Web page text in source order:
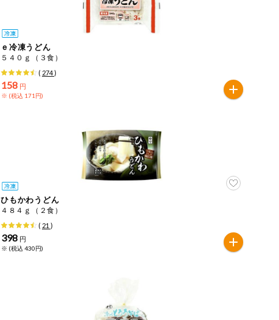
ごま
ｅ冷凍うどん
５４０ｇ（３食）
( 274)
158 円
※ (税込 171円)
ひもかわうどん
４８４ｇ（２食）
( 21 )
398 円
※ (税込 430円)